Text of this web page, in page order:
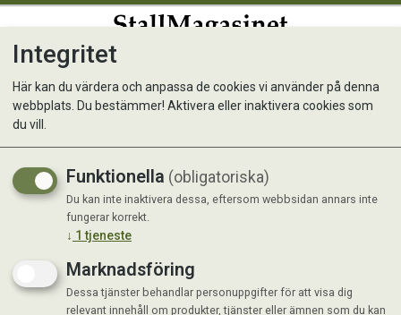
St Hippolyt EquiGard Nordic
Müsli 20 kg
Spannmålsfri & low carb
Integritet
Här kan du värdera och anpassa de cookies vi använder på denna
webbplats. Du bestämmer! Aktivera eller inaktivera cookies som
du vill.
Funktionella (obligatoriska)
Du kan inte inaktivera dessa, eftersom webbsidan annars inte
fungerar korrekt.
↓ 1 tjeneste
Marknadsföring
Dessa tjänster behandlar personuppgifter för att visa dig
relevant innehåll om produkter, tjänster eller ämnen som du kan